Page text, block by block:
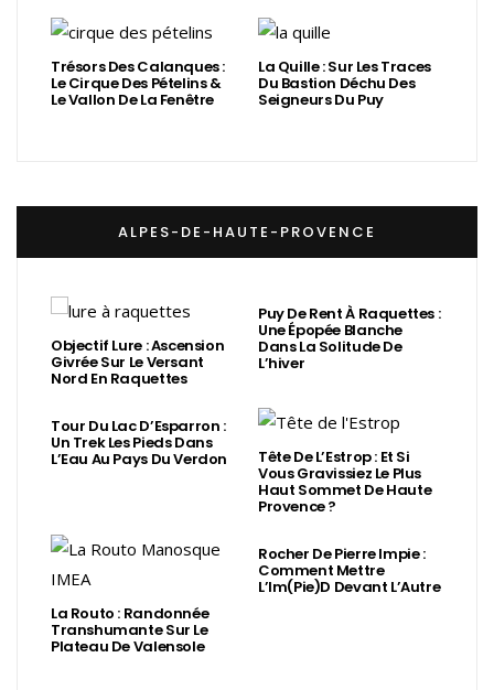
Trésors Des Calanques :
Le Cirque Des Pételins &
Le Vallon De La Fenêtre
La Quille : Sur Les Traces
Du Bastion Déchu Des
Seigneurs Du Puy
ALPES-DE-HAUTE-PROVENCE
Objectif Lure : Ascension
Givrée Sur Le Versant
Nord En Raquettes
Puy De Rent À Raquettes :
Une Épopée Blanche
Dans La Solitude De
L’hiver
Tour Du Lac D’Esparron :
Un Trek Les Pieds Dans
L’Eau Au Pays Du Verdon Tête De L’Estrop : Et Si
Vous Gravissiez Le Plus
Haut Sommet De Haute
Provence ?
La Routo : Randonnée
Transhumante Sur Le
Plateau De Valensole
Rocher De Pierre Impie :
Comment Mettre
L’Im(Pie)d Devant L’Autre